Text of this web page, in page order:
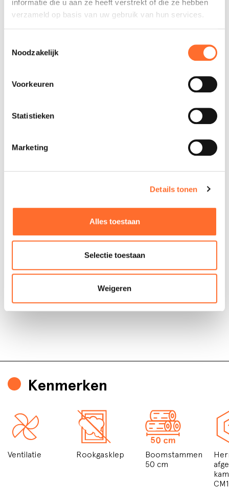
informatie die u aan ze heeft verstrekt of die ze hebben
verzameld op basis van uw gebruik van hun services.
Noodzakelijk
Voorkeuren
Statistieken
Marketing
Details tonen
Alles toestaan
Selectie toestaan
Weigeren
Kenmerken
Ventilatie Rookgasklep
Boomstammen
50 cm